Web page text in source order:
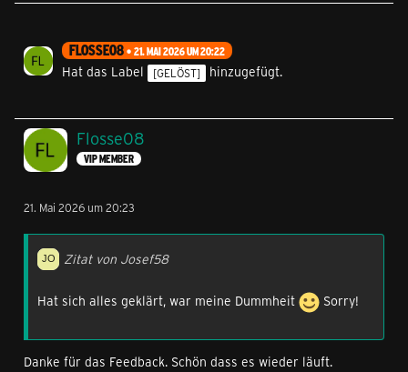
FLOSSE08 21. MAI 2026 UM 20:22
Hat das Label [GELÖST] hinzugefügt.
Flosse08
VIP MEMBER
21. Mai 2026 um 20:23
Zitat von Josef58
Hat sich alles geklärt, war meine Dummheit Sorry!
Danke für das Feedback. Schön dass es wieder läuft.